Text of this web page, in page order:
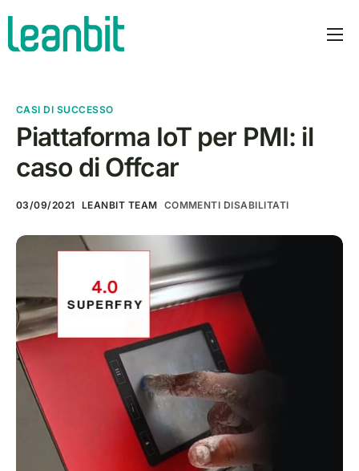
prezzi
azienda
Contatti
CASI DI SUCCESSO
Piattaforma IoT per PMI: il
caso di Offcar
03/09/2021 LEANBIT TEAM COMMENTI DISABILITATI